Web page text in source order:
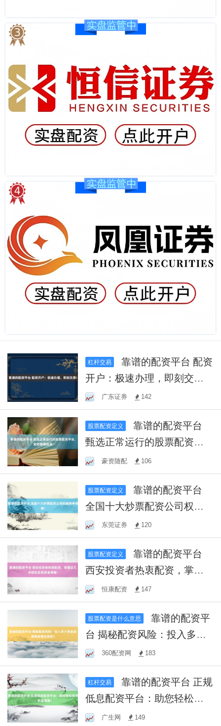
杠杆交易
靠谱的配资平台 配资
开户：极速办理，即刻交
易！广东证券 142
股票配资定义
靠谱的配资平台
甄选正常运行的股票配资平
台，助您稳健投资
豪资随配 106
股票配资定义
靠谱的配资平台
全国十大炒票配资公司权威
榜单揭晓！
东莞证券 120
股票配资定义
靠谱的配资平台
西安投资者热衷配资，掌握
这几点轻松实现资金增值！
恒康配资 147
股票配资是什么意思
靠谱的配资平
台 揭秘配资风险：投入多少
资金容易触发爆仓危机？
360配资网 183
杠杆交易
靠谱的配资平台 正规
低息配资平台：助您轻松投
资，财富增值！
广生网 149